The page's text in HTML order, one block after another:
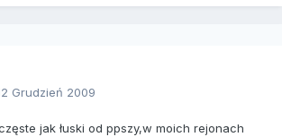
Grudzień 2009
jak łuski od ppszy,w moich rejonach